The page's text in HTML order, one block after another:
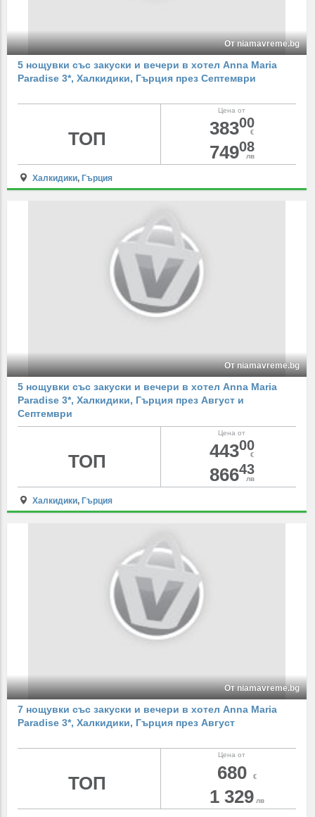
От niamavreme.bg
5 нощувки със закуски и вечери в хотел Anna Maria
Paradise 3*, Халкидики, Гърция през Септември
Цена от
38300
€
74908
лв
ТОП
Халкидики, Гърция
От niamavreme.bg
5 нощувки със закуски и вечери в хотел Anna Maria
Paradise 3*, Халкидики, Гърция през Август и
Септември
Цена от
44300
€
86643
лв
ТОП
Халкидики, Гърция
От niamavreme.bg
7 нощувки със закуски и вечери в хотел Anna Maria
Paradise 3*, Халкидики, Гърция през Август
Цена от
680 €
1 329 лв
ТОП